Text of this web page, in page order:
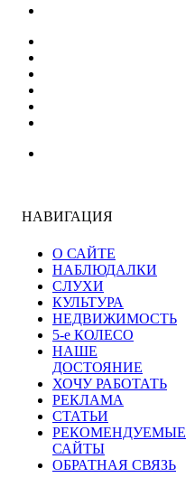
НАВИГАЦИЯ
О САЙТЕ
НАБЛЮДАЛКИ
СЛУХИ
КУЛЬТУРА
НЕДВИЖИМОСТЬ
5-е КОЛЕСО
НАШЕ
ДОСТОЯНИЕ
ХОЧУ РАБОТАТЬ
РЕКЛАМА
СТАТЬИ
РЕКОМЕНДУЕМЫЕ
САЙТЫ
ОБРАТНАЯ СВЯЗЬ